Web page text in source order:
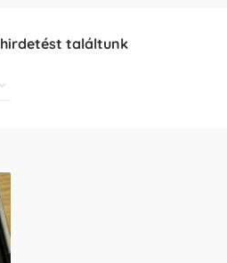
hirdetést találtunk